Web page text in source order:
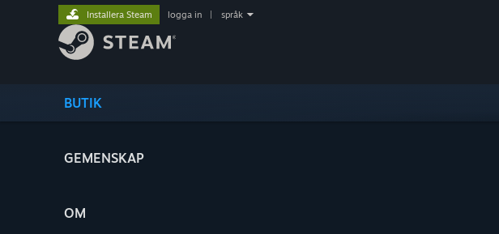
BUTIK
GEMENSKAP
OM
Installera Steam logga in språk